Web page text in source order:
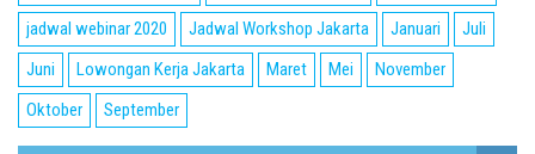
jadwal webinar 2020
Jadwal Workshop Jakarta Januari
Juli
Juni
Lowongan Kerja Jakarta Maret Mei
November
Oktober
September